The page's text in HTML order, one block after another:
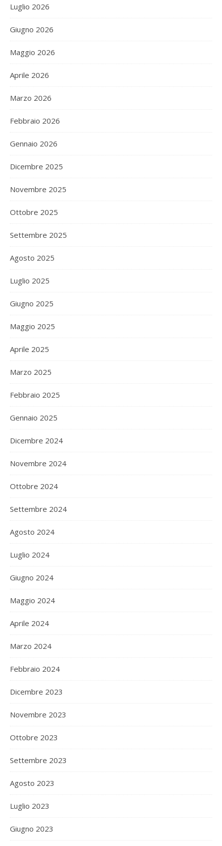
Luglio 2026
Giugno 2026
Maggio 2026
Aprile 2026
Marzo 2026
Febbraio 2026
Gennaio 2026
Dicembre 2025
Novembre 2025
Ottobre 2025
Settembre 2025
Agosto 2025
Luglio 2025
Giugno 2025
Maggio 2025
Aprile 2025
Marzo 2025
Febbraio 2025
Gennaio 2025
Dicembre 2024
Novembre 2024
Ottobre 2024
Settembre 2024
Agosto 2024
Luglio 2024
Giugno 2024
Maggio 2024
Aprile 2024
Marzo 2024
Febbraio 2024
Dicembre 2023
Novembre 2023
Ottobre 2023
Settembre 2023
Agosto 2023
Luglio 2023
Giugno 2023